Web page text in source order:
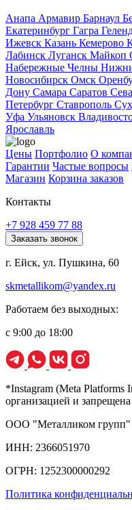
Анапа Армавир Барнаул
Екатеринбург Гагра
Ижевск Казань Кемерово
Лабинск Луганск Майкоп
Набережные Челны
Новосибирск Омск
Дону Самара Саратов
Петербург Ставрополь
Уфа Ульяновск
Ярославль
Цены Портфолио О
Гарантии Частые вопросы
Магазин Корзина заказов
Контакты
+7 928 459 77 88
Заказать звонок
г. Ейск, ул. Пушкина, 60
skmetallikom@yandex.ru
Работаем без выходных:
с 9:00 до 18:00
*Instagram (Meta Platforms
организацией и
ООО "Металликом групп"
ИНН: 2366051970
ОГРН: 1252300000292
Политика